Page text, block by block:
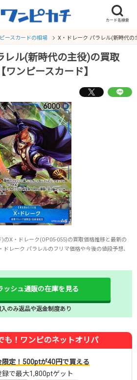
ースカードの相場 X・ドレーク パラレル(新時代
レル(新時代の主役)の買取
ンピースカード】
のX・ドレーク(OP05-055)の買取価格推移と最新の
レーク パラレルのフリマ価格や今後の値段予想、
ッシュ通販の在庫を見る
のみ返品や返金制度あり
も！ワンピのネットオリパ
限定！500ptが40円で買える
録で最大1,800ptゲット